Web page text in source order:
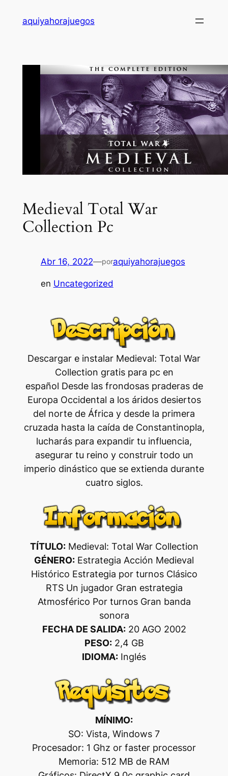
aquiyahorajuegos
Medieval Total War
Collection Pc
Abr 16, 2022—poraquiyahorajuegos
en Uncategorized
Descargar e instalar Medieval: Total War
Collection gratis para pc en
español Desde las frondosas praderas de
Europa Occidental a los áridos desiertos
del norte de África y desde la primera
cruzada hasta la caída de Constantinopla,
lucharás para expandir tu influencia,
asegurar tu reino y construir todo un
imperio dinástico que se extienda durante
cuatro siglos.
TÍTULO:Medieval: Total War Collection
GÉNERO: Estrategia Acción Medieval
Histórico Estrategia por turnos Clásico
RTS Un jugador Gran estrategia
Atmosférico Por turnos Gran banda
sonora
FECHA DE SALIDA:20 AGO 2002
PESO:2,4 GB
IDIOMA: Inglés
MÍNIMO:
SO: Vista, Windows 7
Procesador: 1 Ghz or faster processor
Memoria: 512 MB de RAM